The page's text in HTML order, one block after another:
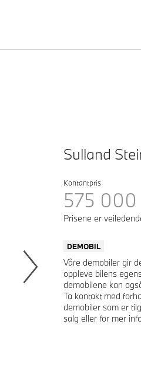
Sulland
Kontantpris
575 000
Prisene er
DEMOBIL
Våre demobiler gir
oppleve bilens
demobilene kan
Ta kontakt med
demobiler som er
salg eller for mer